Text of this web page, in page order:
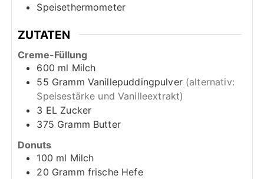
Speisethermometer
ZUTATEN
Creme-Füllung
600 ml Milch
55 Gramm Vanillepuddingpulver (alternativ:
Speisestärke und Vanilleextrakt)
3 EL Zucker
375 Gramm Butter
Donuts
100 ml Milch
20 Gramm frische Hefe